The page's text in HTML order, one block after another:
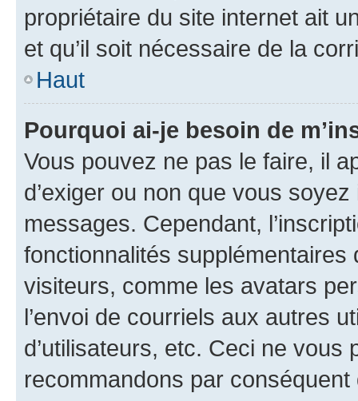
propriétaire du site internet ait
et qu’il soit nécessaire de la
Haut
Pourquoi ai-je besoin de
Vous pouvez ne pas le faire, il
d’exiger ou non que vous
messages. Cependant,
fonctionnalités
visiteurs, comme les avatars
l’envoi de courriels aux autres
d’utilisateurs, etc. Ceci ne vous
recommandons par conséquent